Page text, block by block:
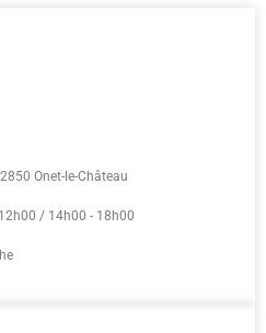
Onet-le-Château
/ 14h00 - 18h00